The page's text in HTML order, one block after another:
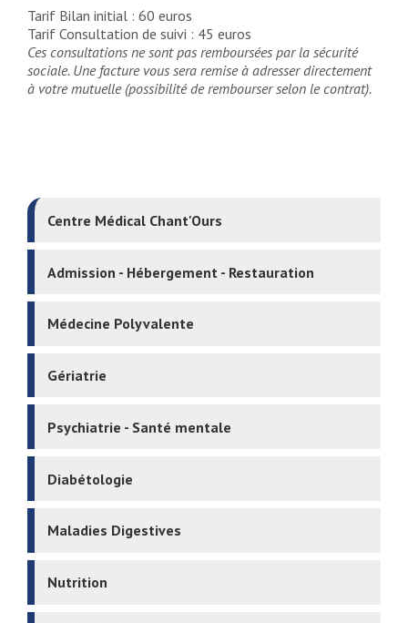
Tarif Bilan initial : 60 euros
Tarif Consultation de suivi : 45 euros
Ces consultations ne sont pas remboursées par la sécurité
sociale. Une facture vous sera remise à adresser directement
à votre mutuelle (possibilité de rembourser selon le contrat).
Centre Médical Chant'Ours
Admission - Hébergement - Restauration
Médecine Polyvalente
Gériatrie
Psychiatrie - Santé mentale
Diabétologie
Maladies Digestives
Nutrition